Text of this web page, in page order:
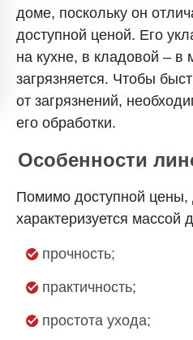
доме, поскольку он
доступной ценой. Его
на кухне, в кладовой – в
загрязняется. Чтобы
от загрязнений,
его обработки.
Особенности
Помимо доступной
характеризуется массой
прочность;
практичность;
простота ухода;